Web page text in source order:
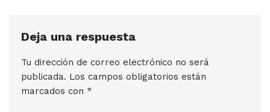
Deja una respuesta
Tu dirección de correo electrónico no será
publicada. Los campos obligatorios están
marcados con *